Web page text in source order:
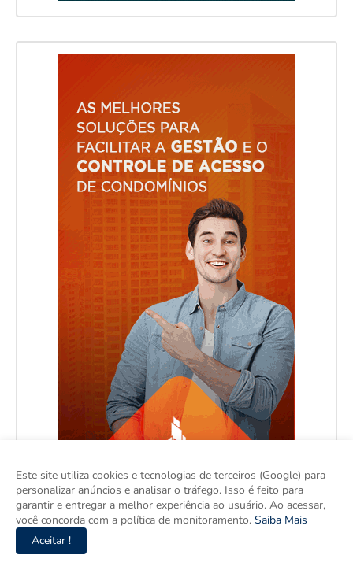
Este site utiliza cookies e tecnologias de terceiros (Google) para
personalizar anúncios e analisar o tráfego. Isso é feito para
garantir e entregar a melhor experiência ao usuário. Ao acessar,
você concorda com a política de monitoramento. Saiba Mais
Aceitar !